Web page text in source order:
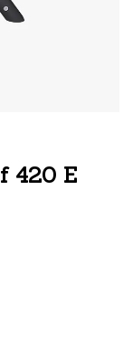
420 E